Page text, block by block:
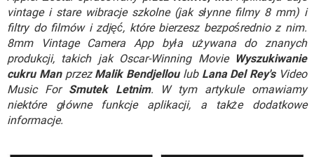
WINDOWS 10
vintage i stare wibracje szkolne (jak słynne filmy 8 mm) i
filtry do filmów i zdjęć, które bierzesz bezpośrednio z nim.
8mm Vintage Camera App była używana do znanych
produkcji, takich jak Oscar-Winning Movie Wyszukiwanie
cukru Manprzez Malik Bendjelloulub Lana Del Rey'sVideo
Music For Smutek Letnim. W tym artykule omawiamy
niektóre główne funkcje aplikacji, a także dodatkowe
informacje.